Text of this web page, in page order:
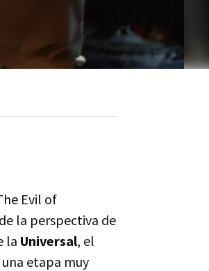
Evil of
la perspectiva de
la Universal, el
etapa muy